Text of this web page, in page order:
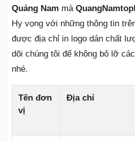
Quảng Nam mà
Hy vọng với những thông tin
được địa chỉ in logo dán chất
dõi chúng tôi để không bỏ lỡ
nhé.
Tên đơn
vị
Địa chỉ